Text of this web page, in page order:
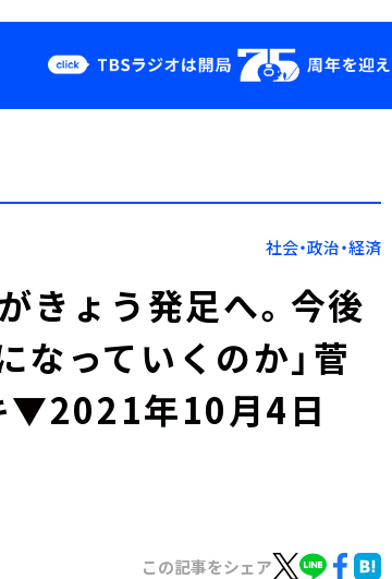
YouTube
会社情報社会・政治・経済
きょう発足へ。今後
なっていくのか」菅
▼2021年10月4日
この記事をシェア